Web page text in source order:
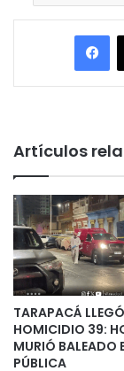
Artículos
TARAPACÁ
HOMICIDIO 39:
MURIÓ BALEADO
PÚBLICA